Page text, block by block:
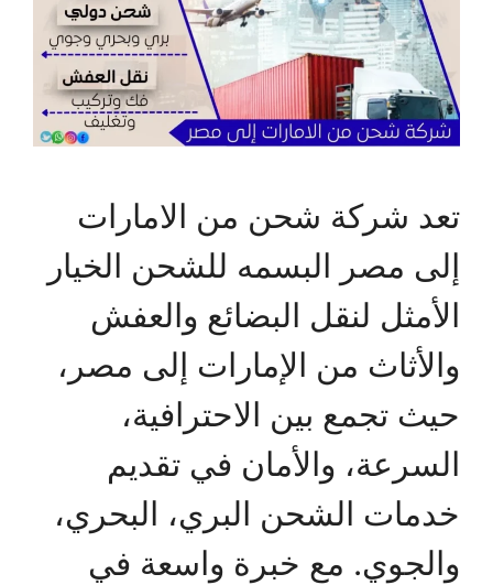
تعد شركة شحن من الامارات
إلى مصر البسمه للشحن الخيار
الأمثل لنقل البضائع والعفش
والأثاث من الإمارات إلى مصر،
حيث تجمع بين الاحترافية،
السرعة، والأمان في تقديم
خدمات الشحن البري، البحري،
والجوي. مع خبرة واسعة في